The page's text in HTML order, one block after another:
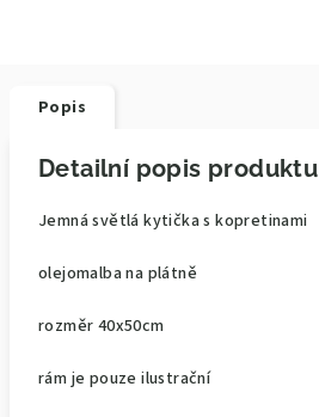
Popis
Detailní popis produktu
Jemná světlá kytička s kopretinami
olejomalba na plátně
rozměr 40x50cm
rám je pouze ilustrační